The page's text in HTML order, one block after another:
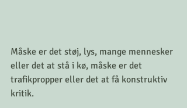
Måske er det støj, lys, mange mennesker
eller det at stå i kø, måske er det
trafikpropper eller det at få konstruktiv
kritik.